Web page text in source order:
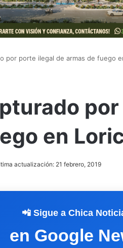
por porte ilegal de armas de fuego
en
actualización: 21 febrero, 2019
📲 Sigue a Chica
en Google